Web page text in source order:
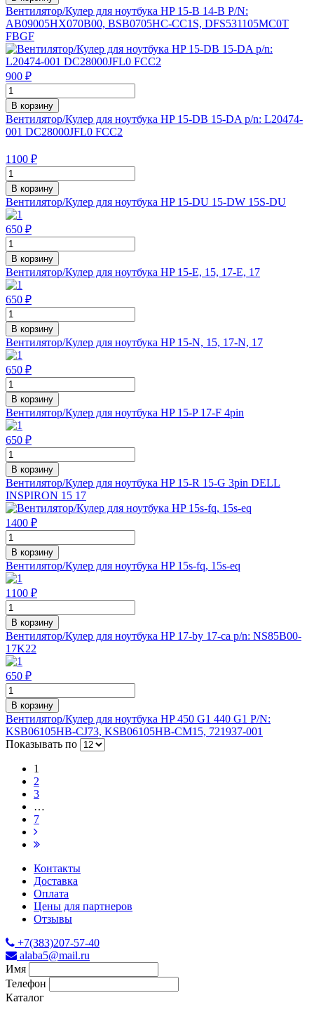
Вентилятор/Кулер для ноутбука HP 15-B 14-B P/N:
AB09005HX070B00, BSB0705HC-CC1S, DFS531105MC0T
FBGF
900 ₽
В корзину
Вентилятор/Кулер для ноутбука HP 15-DB 15-DA p/n: L20474-
001 DC28000JFL0 FCC2
1100 ₽
В корзину
Вентилятор/Кулер для ноутбука HP 15-DU 15-DW 15S-DU
650 ₽
В корзину
Вентилятор/Кулер для ноутбука HP 15-E, 15, 17-E, 17
650 ₽
В корзину
Вентилятор/Кулер для ноутбука HP 15-N, 15, 17-N, 17
650 ₽
В корзину
Вентилятор/Кулер для ноутбука HP 15-P 17-F 4pin
650 ₽
В корзину
Вентилятор/Кулер для ноутбука HP 15-R 15-G 3pin DELL
INSPIRON 15 17
1400 ₽
В корзину
Вентилятор/Кулер для ноутбука HP 15s-fq, 15s-eq
1100 ₽
В корзину
Вентилятор/Кулер для ноутбука HP 17-by 17-ca p/n: NS85B00-
17K22
650 ₽
В корзину
Вентилятор/Кулер для ноутбука HP 450 G1 440 G1 P/N:
KSB06105HB-CJ73, KSB06105HB-CM15, 721937-001
Показывать по
1
2
3
…
7
Контакты
Доставка
Оплата
Цены для партнеров
Отзывы
+7(383)207-57-40
alaba5@mail.ru
Имя
Телефон
Каталог